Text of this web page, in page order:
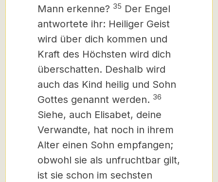
Mann erkenne? 35 Der Engel
antwortete ihr: Heiliger Geist
wird über dich kommen und
Kraft des Höchsten wird dich
überschatten. Deshalb wird
auch das Kind heilig und Sohn
Gottes genannt werden. 36
Siehe, auch Elisabet, deine
Verwandte, hat noch in ihrem
Alter einen Sohn empfangen;
obwohl sie als unfruchtbar gilt,
ist sie schon im sechsten